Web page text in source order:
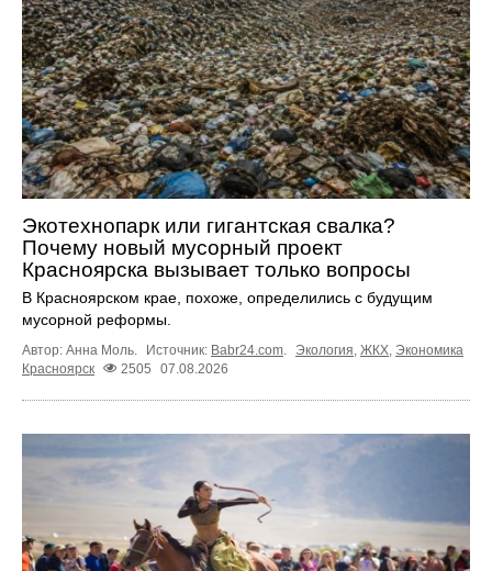
Экотехнопарк или гигантская свалка?
Почему новый мусорный проект
Красноярска вызывает только вопросы
В Красноярском крае, похоже, определились с будущим
мусорной реформы.
Автор: Анна Моль. Источник: Babr24.com Экология ЖКХ Экономика
Красноярск
2505 07.08.2026